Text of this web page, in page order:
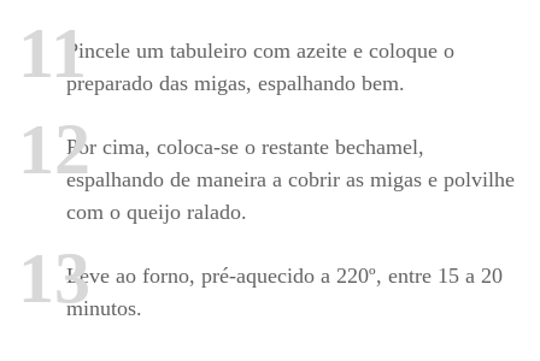
11Pincele um tabuleiro com azeite e coloque o
preparado das migas, espalhando bem.
12Por cima, coloca-se o restante bechamel,
espalhando de maneira a cobrir as migas e polvilhe
com o queijo ralado.
13Leve ao forno, pré-aquecido a 220º, entre 15 a 20
minutos.